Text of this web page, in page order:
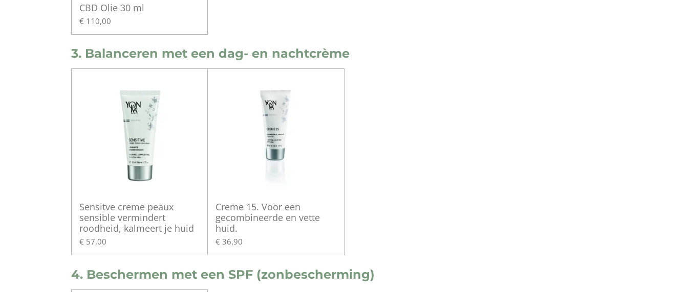
CBD Olie 30 ml
€ 110,00
3. Balanceren met een dag- en nachtcrème
Sensitve creme peaux
sensible vermindert
roodheid, kalmeert je huid
€ 57,00
Creme 15. Voor een
gecombineerde en vette
huid.
€ 36,90
4. Beschermen met een SPF (zonbescherming)